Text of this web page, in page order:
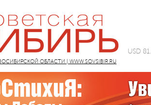
ОБЛАСТИ | WWW.SOVSIBIR.RU
USD